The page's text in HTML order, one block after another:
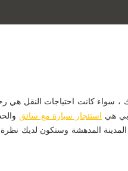
كانت احتياجات النقل هي
هي استئجار سيارة مع سائق
المدهشة وستكون لديك